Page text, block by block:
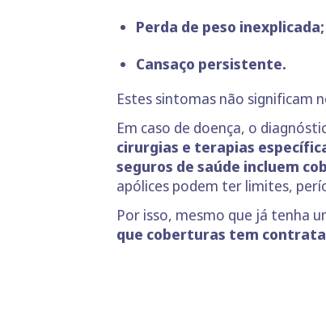
Perda de peso inexplicada;
Cansaço persistente.
Estes sintomas não significam
Em caso de doença, o
cirurgias e terapias
seguros de saúde incluem
apólices podem ter limites,
Por isso, mesmo que já tenha
que coberturas tem